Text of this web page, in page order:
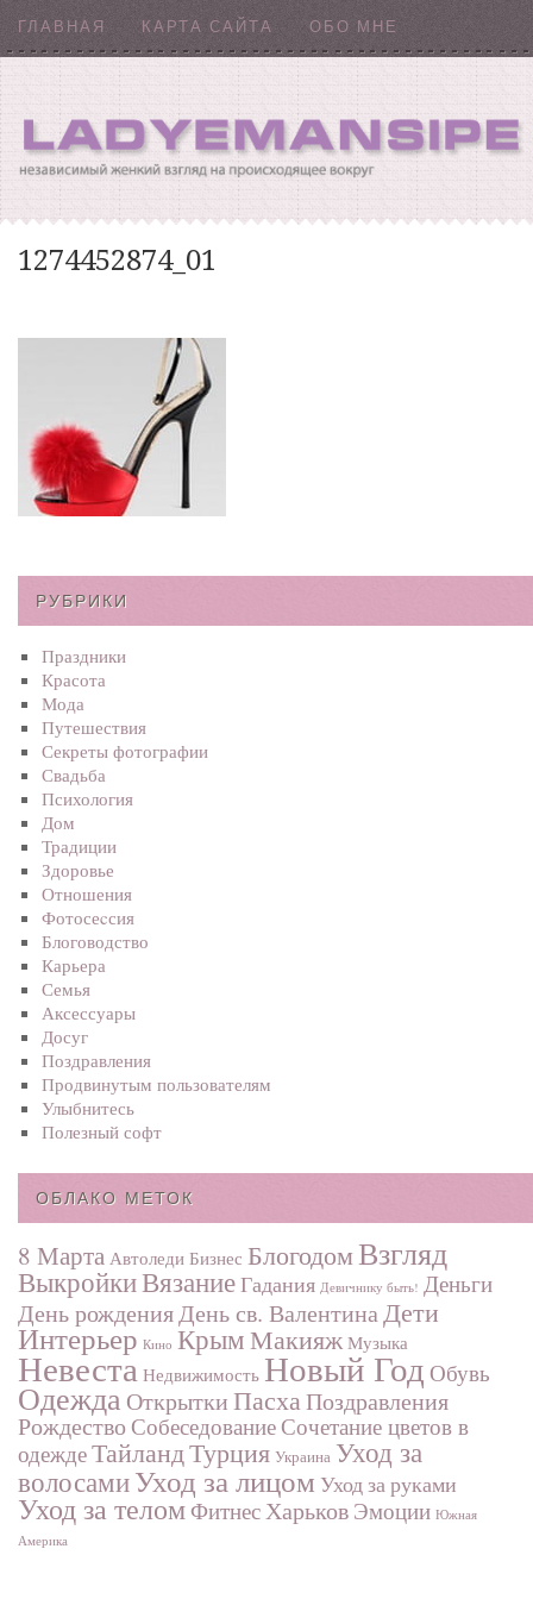
ГЛАВНАЯ КАРТА САЙТА ОБО МНЕ
1274452874_01
РУБРИКИ
Праздники
Красота
Мода
Путешествия
Секреты фотографии
Свадьба
Психология
Дом
Традиции
Здоровье
Отношения
Фотосеcсия
Блоговодство
Карьера
Семья
Аксессуары
Досуг
Поздравления
Продвинутым пользователям
Улыбнитесь
Полезный софт
ОБЛАКО МЕТОК
8 Марта Автоледи Бизнес БлогодомВзгляд
ВыкройкиВязаниеГадания Девичнику быть! Деньги
День рожденияДень св. ВалентинаДети
Интерьер Кино КрымМакияж Музыка
Невеста Недвижимость Новый Год Обувь
Одежда ОткрыткиПасхаПоздравления
РождествоСобеседованиеСочетание цветов в
одеждеТайландТурция Украина Уход за
волосамиУход за лицом Уход за руками
Уход за теломФитнесХарьков Эмоции Южная
Америка